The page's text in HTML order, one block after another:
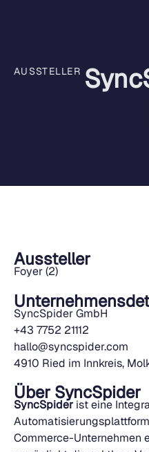
AUSSTELLER
Aussteller
Foyer (2)
SyncSpider GmbH
+43 7752 21112
hallo@syncspider.com
4910 Ried im Innkreis,
Über SyncSpider
SyncSpider ist eine
Commerce-Unternehmen